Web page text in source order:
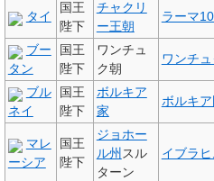
タイ
国王
陛下
チャクリ
ー王朝
ラーマ
ブー
タン
国王
陛下
ワンチュ
ク朝
ワンチ
ブル
ネイ
国王
陛下
ボルキア
家
ボルキ
マレ
ーシア
国王
陛下
ジョホー
ル州 スル
ターン
イブラヒ